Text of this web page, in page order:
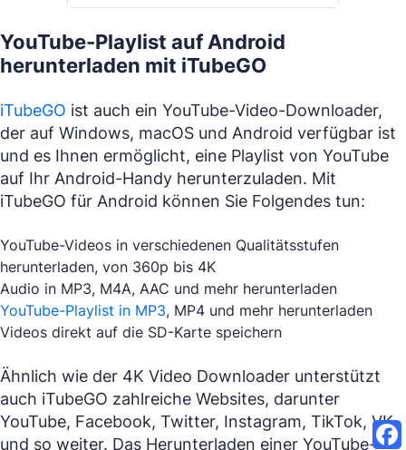
YouTube-Playlist auf Android
herunterladen mit iTubeGO
iTubeGO ist auch ein YouTube-Video-Downloader,
der auf Windows, macOS und Android verfügbar ist
und es Ihnen ermöglicht, eine Playlist von YouTube
auf Ihr Android-Handy herunterzuladen. Mit
iTubeGO für Android können Sie Folgendes tun:
YouTube-Videos in verschiedenen Qualitätsstufen
herunterladen, von 360p bis 4K
Audio in MP3, M4A, AAC und mehr herunterladen
YouTube-Playlist in MP3, MP4 und mehr herunterladen
Videos direkt auf die SD-Karte speichern
Ähnlich wie der 4K Video Downloader unterstützt
auch iTubeGO zahlreiche Websites, darunter
YouTube, Facebook, Twitter, Instagram, TikTok, VK
und so weiter. Das Herunterladen einer YouTube-